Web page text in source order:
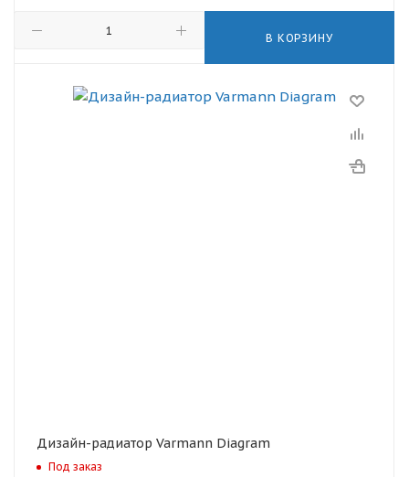
В КОРЗИНУ
Дизайн-радиатор Varmann Diagram
Под заказ